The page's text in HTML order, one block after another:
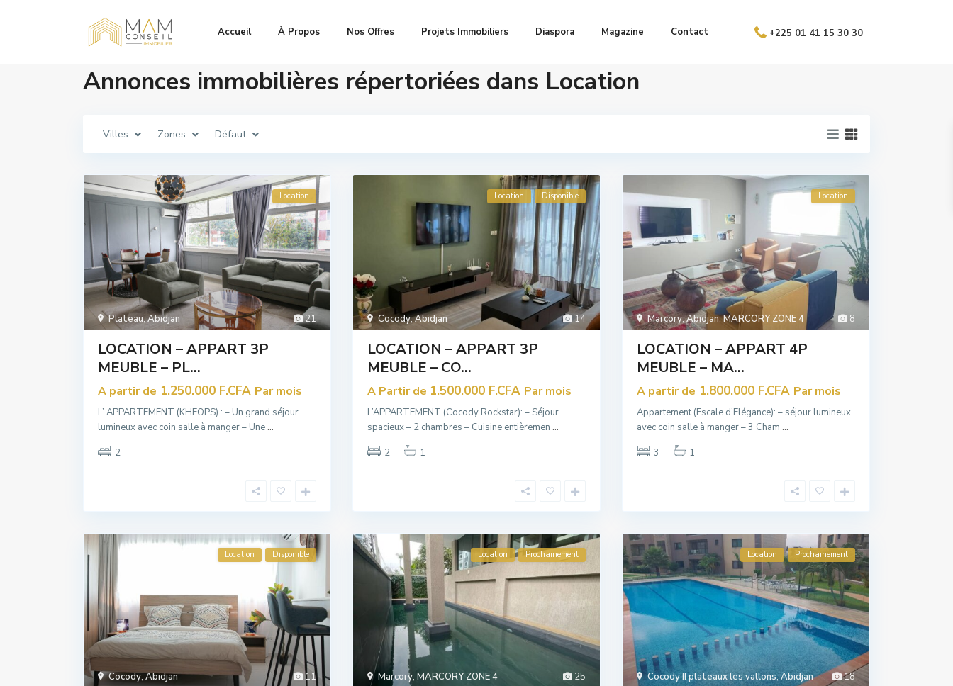
Accueil À Propos Nos Offres Projets Immobiliers Diaspora Magazine Contact +225 01 41 15 30 30
Annonces immobilières répertoriées dans Location
Villes Zones Défaut
21
Plateau,Abidjan
Location
LOCATION – APPART 3P
MEUBLE – PL...
A partir de 1.250.000 F.CFA Par mois
L’ APPARTEMENT (KHEOPS) : – Un grand séjour
lumineux avec coin salle à manger – Une ...
2
14
Cocody,Abidjan
Location Disponible
LOCATION – APPART 3P
MEUBLE – CO...
A Partir de 1.500.000 F.CFA Par mois
L’APPARTEMENT (Cocody Rockstar): – Séjour
spacieux – 2 chambres – Cuisine entièremen ...
2
1
8
Marcory,Abidjan,MARCORY ZONE 4
Location
LOCATION – APPART 4P
MEUBLE – MA...
A partir de 1.800.000 F.CFA Par mois
Appartement (Escale d’Elégance): – séjour lumineux
avec coin salle à manger – 3 Cham ...
3
1
11
Cocody,Abidjan
Location Disponible
25
Marcory, MARCORY ZONE 4
Location Prochainement
18
Cocody II plateaux les vallons,Abidjan
Location Prochainement